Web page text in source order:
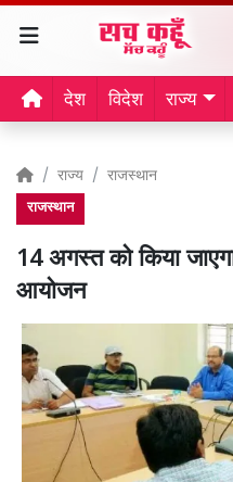
देश विदेश राज्य
राज्य राजस्थान
राजस्थान
14 अगस्त को किया
आयोजन